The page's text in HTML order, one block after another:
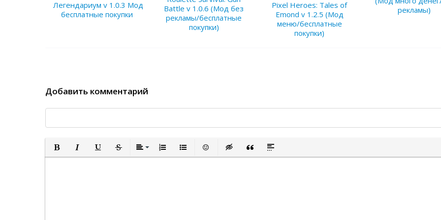
Легендариум v 1.0.3 Мод
бесплатные покупки
Battle v 1.0.6 (Мод без
рекламы/бесплатные
покупки)
Pixel Heroes: Tales of
Emond v 1.2.5 (Мод
меню/бесплатные
покупки)
рекламы)
Добавить комментарий
Полужирный
КурсивПодчеркнутый
ЗачеркнутыйВыравнивание
Нумерованный список
Маркированный список
Вставить смайлик
Вставка скрытого текста
Вставка цитаты
Вставка спойлера